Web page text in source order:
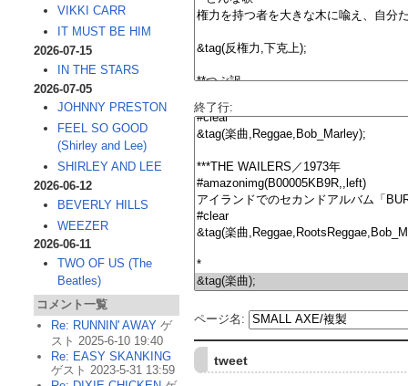
終了行:
ページ名:
tweet
VIKKI CARR
IT MUST BE HIM
2026-07-15
IN THE STARS
2026-07-05
JOHNNY PRESTON
FEEL SO GOOD
(Shirley and Lee)
SHIRLEY AND LEE
2026-06-12
BEVERLY HILLS
WEEZER
2026-06-11
TWO OF US (The
Beatles)
コメント一覧
Re: RUNNIN' AWAY ゲ
スト 2025-6-10 19:40
Re: EASY SKANKING
ゲスト 2023-5-31 13:59